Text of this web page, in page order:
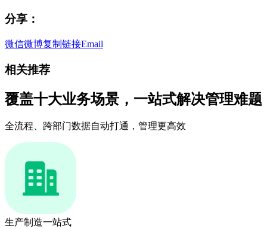
分享：
微信微博复制链接Email
相关推荐
覆盖十大业务场景，一站式解决管理难题
全流程、跨部门数据自动打通，管理更高效
生产制造一站式